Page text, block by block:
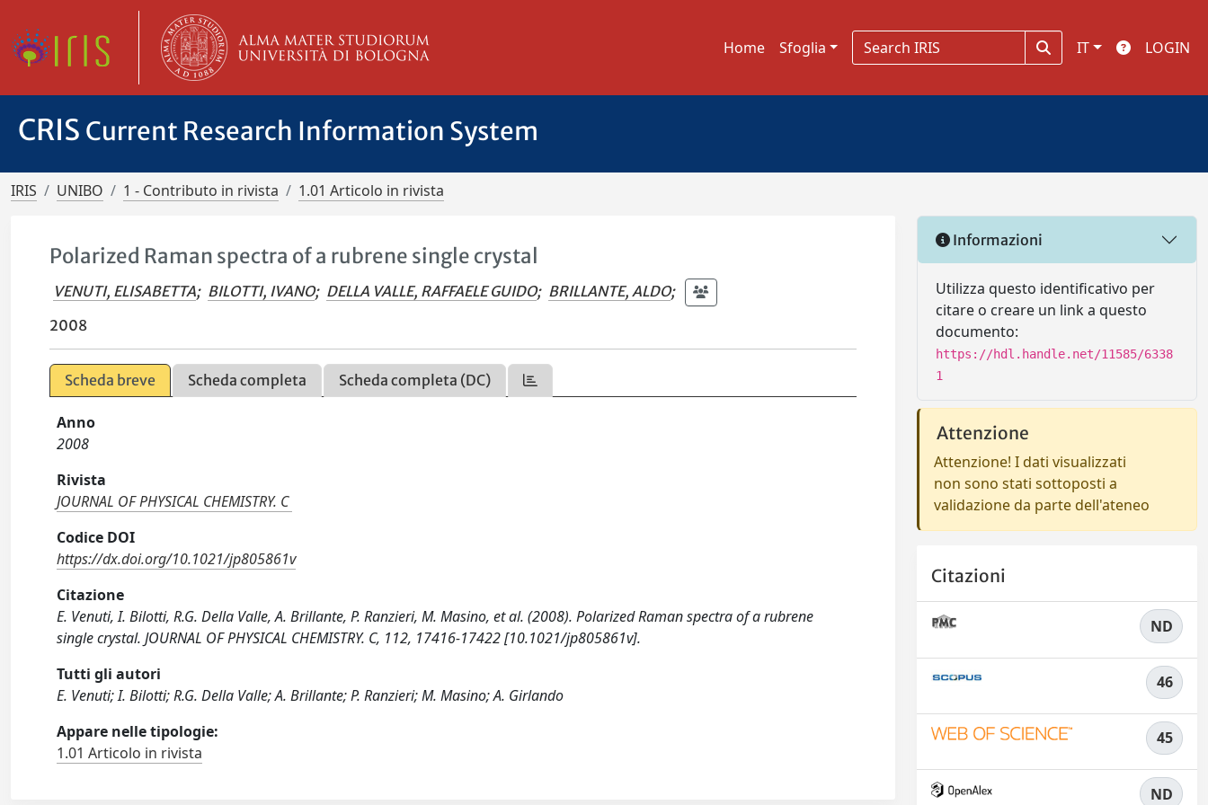
Home Sfoglia IT LOGIN
CRIS Current Research Information System
IRIS UNIBO 1 - Contributo in rivista 1.01 Articolo in rivista
Polarized Raman spectra of a rubrene single crystal
VENUTI, ELISABETTA; BILOTTI, IVANO; DELLA VALLE, RAFFAELE GUIDO; BRILLANTE, ALDO;
2008
Scheda breve Scheda completa Scheda completa (DC)
Anno
2008
Rivista
JOURNAL OF PHYSICAL CHEMISTRY. C
Codice DOI
https://dx.doi.org/10.1021/jp805861v
Citazione
E. Venuti, I. Bilotti, R.G. Della Valle, A. Brillante, P. Ranzieri, M. Masino, et al. (2008). Polarized Raman spectra of a rubrene
single crystal. JOURNAL OF PHYSICAL CHEMISTRY. C, 112, 17416-17422 [10.1021/jp805861v].
Tutti gli autori
E. Venuti; I. Bilotti; R.G. Della Valle; A. Brillante; P. Ranzieri; M. Masino; A. Girlando
Appare nelle tipologie:
1.01 Articolo in rivista
Informazioni
Utilizza questo identificativo per
citare o creare un link a questo
documento:
https://hdl.handle.net/11585/6338
1
Attenzione
Attenzione! I dati visualizzati
non sono stati sottoposti a
validazione da parte dell'ateneo
Citazioni
ND
46
45
ND